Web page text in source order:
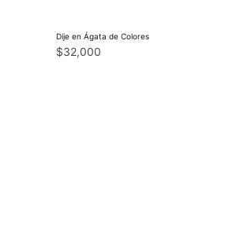
Dije en Ágata de Colores
$32,000